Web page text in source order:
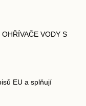
VODY S
EU a splňují